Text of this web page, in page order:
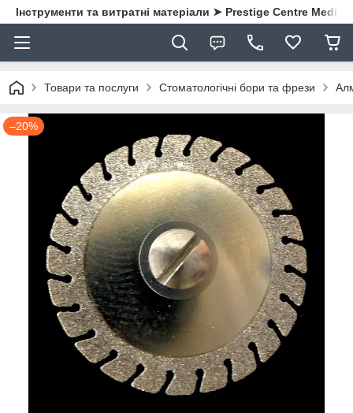
Інструменти та витратні матеріали ➤ Prestige Centre Medical
Товари та послуги Стоматологічні бори та фрези
–20%